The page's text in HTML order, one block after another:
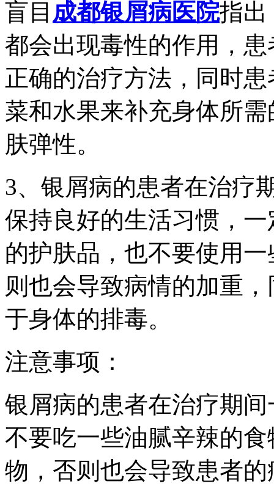
盲目 成都银屑病医院指出
都会出现毒性的作用，
正确的治疗方法，同时
菜和水果来补充身体所
肤弹性。
3、银屑病的患者在治疗
保持良好的生活习惯，
的护肤品，也不要使用
则也会导致病情的加重
于身体的排毒。
注意事项：
银屑病的患者在治疗期
不要吃一些油腻辛辣的
物，否则也会导致患者